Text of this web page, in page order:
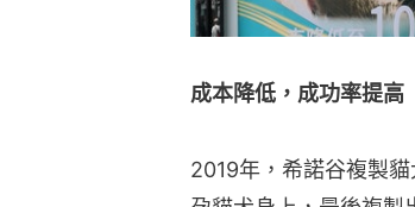
成本降低，成功率提高
2019年，希諾谷複製